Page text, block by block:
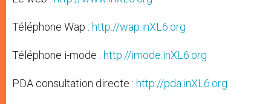
Téléphone Wap : http://wap.inXL6.org
Téléphone i-mode : http://imode.inXL6.org
PDA consultation directe : http://pda.inXL6.org